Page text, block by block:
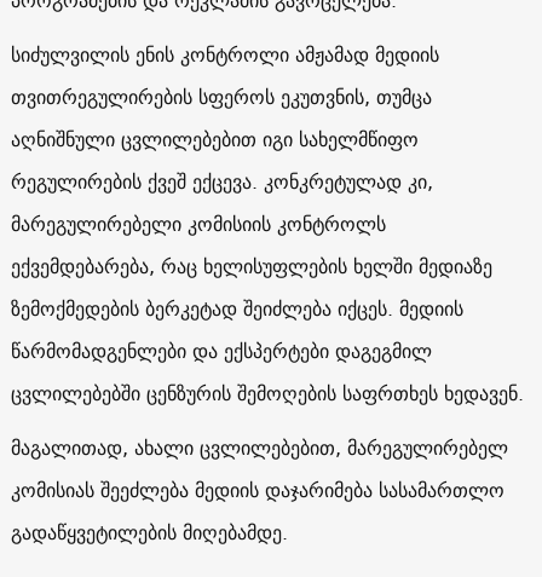
სიძულვილის ენის კონტროლი ამჟამად მედიის
თვითრეგულირების სფეროს ეკუთვნის, თუმცა
აღნიშნული ცვლილებებით იგი სახელმწიფო
რეგულირების ქვეშ ექცევა. კონკრეტულად კი,
მარეგულირებელი კომისიის კონტროლს
ექვემდებარება, რაც ხელისუფლების ხელში მედიაზე
ზემოქმედების ბერკეტად შეიძლება იქცეს. მედიის
წარმომადგენლები და ექსპერტები დაგეგმილ
ცვლილებებში ცენზურის შემოღების საფრთხეს ხედავენ.
მაგალითად, ახალი ცვლილებებით, მარეგულირებელ
კომისიას შეეძლება მედიის დაჯარიმება სასამართლო
გადაწყვეტილების მიღებამდე.